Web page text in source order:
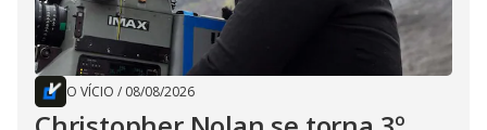
O VÍCIO / 08/08/2026